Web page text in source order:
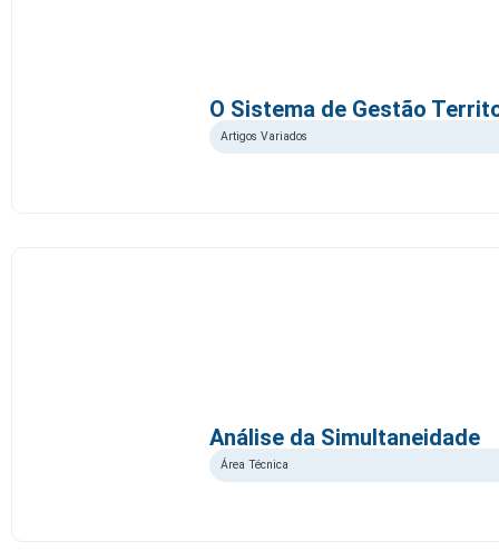
O Sistema de Gestão
Artigos Variados
Análise da Simultaneidade
Área Técnica